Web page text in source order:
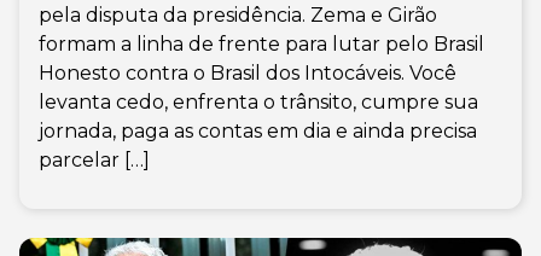
pela disputa da presidência. Zema e Girão
formam a linha de frente para lutar pelo Brasil
Honesto contra o Brasil dos Intocáveis. Você
levanta cedo, enfrenta o trânsito, cumpre sua
jornada, paga as contas em dia e ainda precisa
parcelar […]